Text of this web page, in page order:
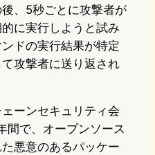
、5秒ごとに攻撃者が
に実行しようと試み
ドの実行結果が特定
攻撃者に送り返され
ーンセキュリティ会
間で、オープンソース
悪意のあるパッケー